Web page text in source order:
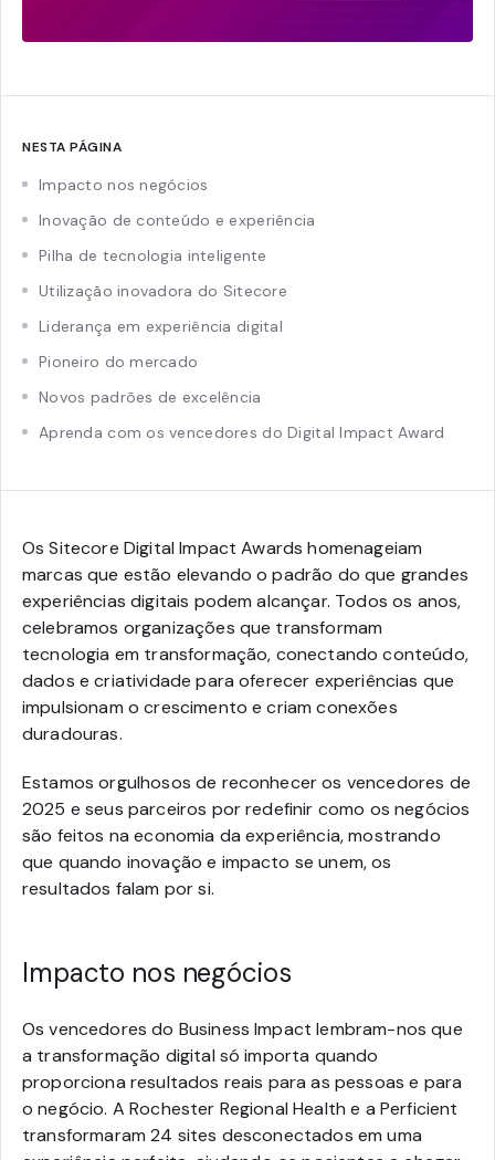
NESTA PÁGINA
Impacto nos negócios
Inovação de conteúdo e experiência
Pilha de tecnologia inteligente
Utilização inovadora do Sitecore
Liderança em experiência digital
Pioneiro do mercado
Novos padrões de excelência
Aprenda com os vencedores do Digital Impact Award
Os Sitecore Digital Impact Awards homenageiam
marcas que estão elevando o padrão do que grandes
experiências digitais podem alcançar. Todos os anos,
celebramos organizações que transformam
tecnologia em transformação, conectando conteúdo,
dados e criatividade para oferecer experiências que
impulsionam o crescimento e criam conexões
duradouras.
Estamos orgulhosos de reconhecer os vencedores de
2025 e seus parceiros por redefinir como os negócios
são feitos na economia da experiência, mostrando
que quando inovação e impacto se unem, os
resultados falam por si.
Impacto nos negócios
Os vencedores do Business Impact lembram-nos que
a transformação digital só importa quando
proporciona resultados reais para as pessoas e para
o negócio. A Rochester Regional Health e a Perficient
transformaram 24 sites desconectados em uma